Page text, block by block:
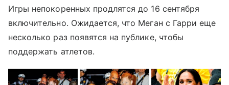
Игры непокоренных продлятся до 16 сентября
включительно. Ожидается, что Меган с Гарри еще
несколько раз появятся на публике, чтобы
поддержать атлетов.